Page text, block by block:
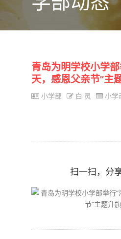
青岛为明学校小学
天，感恩父亲节”主
小学部 白 灵 小学
扫一扫，分